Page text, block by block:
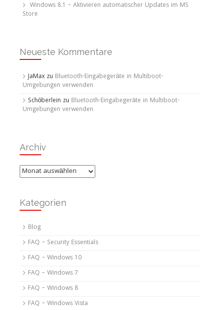
Windows 8.1 – Aktivieren automatischer Updates im MS
Store
Neueste Kommentare
JaMax zu Bluetooth-Eingabegeräte in Multiboot-
Umgebungen verwenden
Schöberlein zu Bluetooth-Eingabegeräte in Multiboot-
Umgebungen verwenden
Archiv
Archiv
Kategorien
Blog
FAQ – Security Essentials
FAQ – Windows 10
FAQ – Windows 7
FAQ – Windows 8
FAQ – Windows Vista